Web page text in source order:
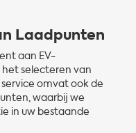
Laadpunten
aan EV-
selecteren van
omvat ook de
waarbij we
in uw bestaande